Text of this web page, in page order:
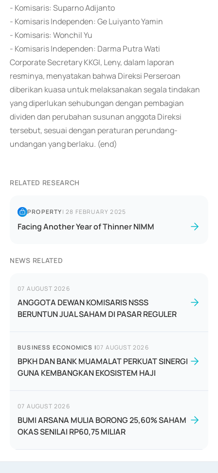
- Komisaris: Suparno Adijanto
- Komisaris Independen: Ge Luiyanto Yamin
- Komisaris: Wonchil Yu
- Komisaris Independen: Darma Putra Wati
Corporate Secretary KKGI, Leny, dalam laporan
resminya, menyatakan bahwa Direksi Perseroan
diberikan kuasa untuk melaksanakan segala tindakan
yang diperlukan sehubungan dengan pembagian
dividen dan perubahan susunan anggota Direksi
tersebut, sesuai dengan peraturan perundang-
undangan yang berlaku. (end)
RELATED RESEARCH
PROPERTY|28 FEBRUARY 2025
Facing Another Year of Thinner NIMM
NEWS RELATED
07 AUGUST 2026
ANGGOTA DEWAN KOMISARIS NSSS
BERUNTUN JUAL SAHAM DI PASAR REGULER
BUSINESS ECONOMICS |07 AUGUST 2026
BPKH DAN BANK MUAMALAT PERKUAT SINERGI
GUNA KEMBANGKAN EKOSISTEM HAJI
07 AUGUST 2026
BUMI ARSANA MULIA BORONG 25,60% SAHAM
OKAS SENILAI RP60,75 MILIAR